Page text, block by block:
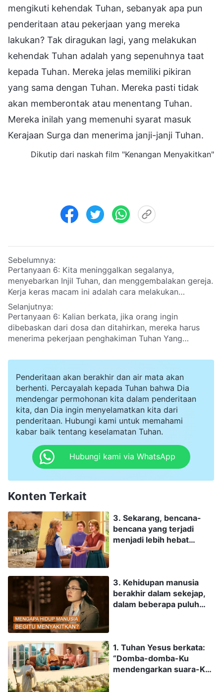
mengikuti kehendak Tuhan, sebanyak apa pun
penderitaan atau pekerjaan yang mereka
lakukan? Tak diragukan lagi, yang melakukan
kehendak Tuhan adalah yang sepenuhnya taat
kepada Tuhan. Mereka jelas memiliki pikiran
yang sama dengan Tuhan. Mereka pasti tidak
akan memberontak atau menentang Tuhan.
Mereka inilah yang memenuhi syarat masuk
Kerajaan Surga dan menerima janji-janji Tuhan.
Dikutip dari naskah film "Kenangan Menyakitkan"
Sebelumnya:
Pertanyaan 6: Kita meninggalkan segalanya,
menyebarkan Injil Tuhan, dan menggembalakan gereja.
Kerja keras macam ini adalah cara melakukan
kehendak Bapa Surgawi. Apa ada yang salah dengan
praktik kita ini?
Selanjutnya:
Pertanyaan 6: Kalian berkata, jika orang ingin
dibebaskan dari dosa dan ditahirkan, mereka harus
menerima pekerjaan penghakiman Tuhan Yang
menghakimi dan menahirkan orang di akhir zaman?
biasa jika waktunya tiba ketika orang tidak lagi
berbuat dosa. Saat itu, menurutku, hidup tidak akan
lagi penuh derita!
Penderitaan akan berakhir dan air mata akan
berhenti. Percayalah kepada Tuhan bahwa Dia
mendengar permohonan kita dalam penderitaan
kita, dan Dia ingin menyelamatkan kita dari
penderitaan. Hubungi kami untuk memahami
kabar baik tentang keselamatan Tuhan.
Hubungi kami via WhatsApp
Konten Terkait
3. Sekarang, bencana-
bencana yang terjadi
menjadi lebih hebat
bahwa malapetaka besar
pada akhir zaman yang
dinubuatkan di dalam
perlindungan Tuhan dan
bertahan hidup di tengah
semua malapetaka ini?
3. Kehidupan manusia
berakhir dalam sekejap,
dalam beberapa puluh
mereka: pergi ke sekolah,
bekerja, menikah,
mempunyai anak,
1. Tuhan Yesus berkata:
“Domba-domba-Ku
mendengarkan suara-Ku”